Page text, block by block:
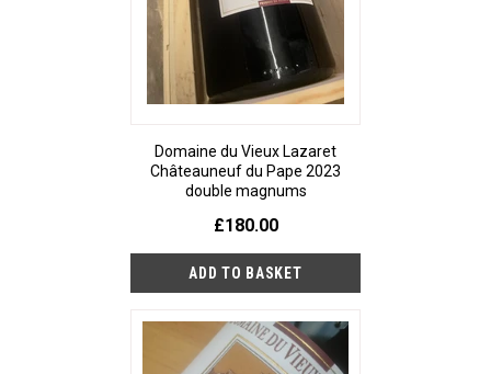
Domaine du Vieux Lazaret
Châteauneuf du Pape 2023
double magnums
£180.00